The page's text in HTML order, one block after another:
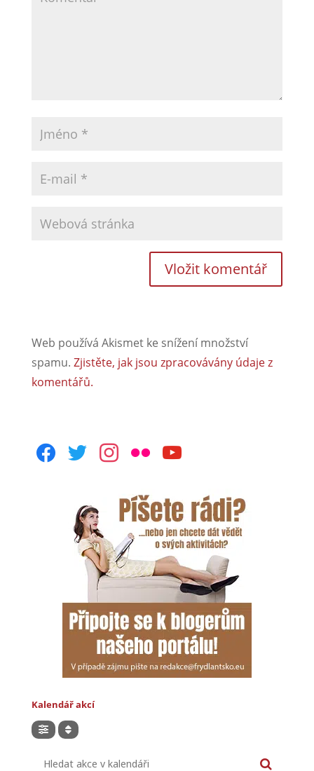
Web používá Akismet ke snížení množství
spamu. Zjistěte, jak jsou zpracovávány údaje z
komentářů.
facebooktwitterinstagram
flickr youtube
Kalendář akcí